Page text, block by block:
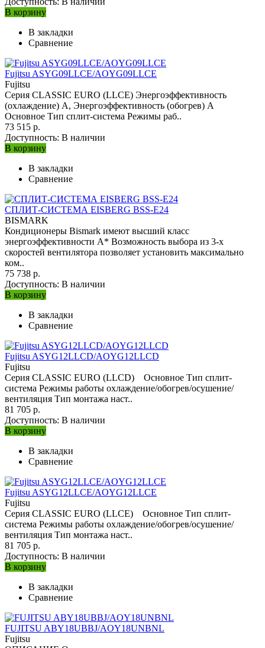
В корзину
В закладки
Сравнение
Fujitsu ASYG09LLCE/AOYG09LLCE
Fujitsu
Серия CLASSIC EURO (LLCE) Энергоэффективность
(охлаждение) A, Энергоэффективность (обогрев) A
Основное Тип сплит-система Режимы раб..
73 515 р.
Доступность: В наличии
В корзину
В закладки
Сравнение
СПЛИТ-СИСТЕМА EISBERG BSS-E24
BISMARK
Кондиционеры Bismark имеют высший класс
энергоэффективности А* Возможность выбора из 3-х
скоростей вентилятора позволяет установить максимально
ком..
75 738 р.
Доступность: В наличии
В корзину
В закладки
Сравнение
Fujitsu ASYG12LLCD/AOYG12LLCD
Fujitsu
Серия CLASSIC EURO (LLCD) Основное Тип сплит-
система Режимы работы охлаждение/обогрев/осушение/
вентиляция Тип монтажа наст..
81 705 р.
Доступность: В наличии
В корзину
В закладки
Сравнение
Fujitsu ASYG12LLCE/AOYG12LLCE
Fujitsu
Серия CLASSIC EURO (LLCE) Основное Тип сплит-
система Режимы работы охлаждение/обогрев/осушение/
вентиляция Тип монтажа наст..
81 705 р.
Доступность: В наличии
В корзину
В закладки
Сравнение
FUJITSU ABY18UBBJ/AOY18UNBNL
Fujitsu